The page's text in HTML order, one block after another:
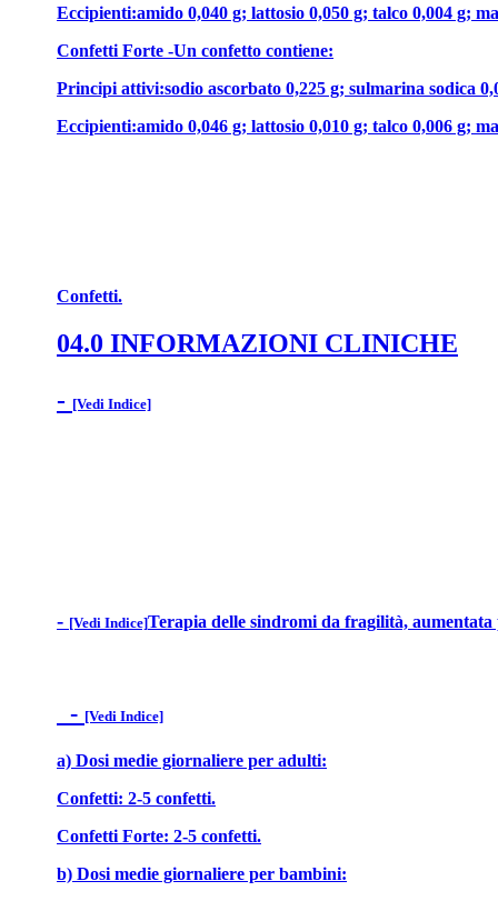
Eccipienti:amido 0,040 g; lattosio 0,050 g; talco 0,004 g;
Confetti Forte -Un confetto contiene:
Principi attivi:sodio ascorbato 0,225 g; sulmarina sodica
Eccipienti:amido 0,046 g; lattosio 0,010 g; talco 0,006 g;
Confetti.
04.0 INFORMAZIONI CLINICHE
- [Vedi Indice]
- [Vedi Indice]Terapia delle sindromi da fragilità, aumentata
- [Vedi Indice]
a) Dosi medie giornaliere per adulti:
Confetti: 2-5 confetti.
Confetti Forte: 2-5 confetti.
b) Dosi medie giornaliere per bambini: